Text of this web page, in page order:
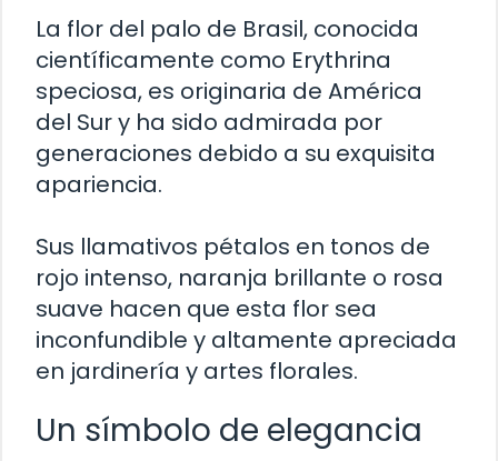
La flor del palo de Brasil, conocida
científicamente como Erythrina
speciosa, es originaria de América
del Sur y ha sido admirada por
generaciones debido a su exquisita
apariencia.
Sus llamativos pétalos en tonos de
rojo intenso, naranja brillante o rosa
suave hacen que esta flor sea
inconfundible y altamente apreciada
en jardinería y artes florales.
Un símbolo de elegancia